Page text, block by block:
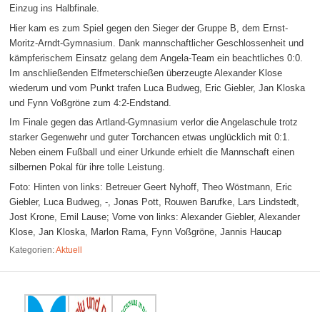
Einzug ins Halbfinale.
Hier kam es zum Spiel gegen den Sieger der Gruppe B, dem Ernst-
Moritz-Arndt-Gymnasium. Dank mannschaftlicher Geschlossenheit und
kämpferischem Einsatz gelang dem Angela-Team ein beachtliches 0:0.
Im anschließenden Elfmeterschießen überzeugte Alexander Klose
wiederum und vom Punkt trafen Luca Budweg, Eric Giebler, Jan Kloska
und Fynn Voßgröne zum 4:2-Endstand.
Im Finale gegen das Artland-Gymnasium verlor die Angelaschule trotz
starker Gegenwehr und guter Torchancen etwas unglücklich mit 0:1.
Neben einem Fußball und einer Urkunde erhielt die Mannschaft einen
silbernen Pokal für ihre tolle Leistung.
Foto: Hinten von links: Betreuer Geert Nyhoff, Theo Wöstmann, Eric
Giebler, Luca Budweg, -, Jonas Pott, Rouwen Barufke, Lars Lindstedt,
Jost Krone, Emil Lause; Vorne von links: Alexander Giebler, Alexander
Klose, Jan Kloska, Marlon Rama, Fynn Voßgröne, Jannis Haucap
Kategorien:Aktuell